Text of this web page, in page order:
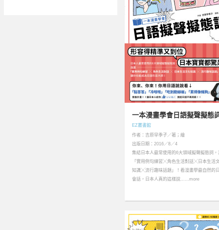
一本漫畫學會日語擬聲擬態
EZ叢書館
作者：吉原早季子／著；繪
出版日期：2016／8／4
集結日本人最常使用的6大領域擬聲擬態詞，
「實用例句練習╳角色生活對話╳日本生活
知識╳流行趣味話題」！看漫畫學最自然的
會話，日本人真的這樣說……more